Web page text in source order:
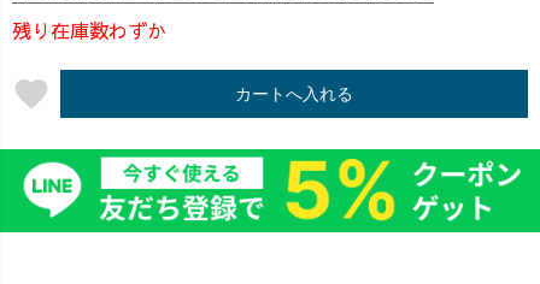
む日でも肌に張
り付かずストレ
スフリーで着て
いただけます♪
前はタックイン
してもそのまま
ガバッと1枚でも
様になりますよ
わりカバー ✔️ 通
気性◎で汗ばむ
日も快適 ✔️ シン
プルだけど、大
人可愛いデザイ
ン 人気次第
で、定番化もあ
ふんわりシルエ
ーキュラースカ
ートと合わせた
ら、 思わず「こ
れ、上下セット
で出した
残り在庫数わずか
favorite カートへ入れる